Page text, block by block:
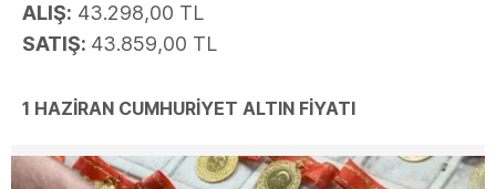
ALIŞ: 43.298,00 TL
SATIŞ: 43.859,00 TL
1 HAZİRAN CUMHURİYET ALTIN FİYATI